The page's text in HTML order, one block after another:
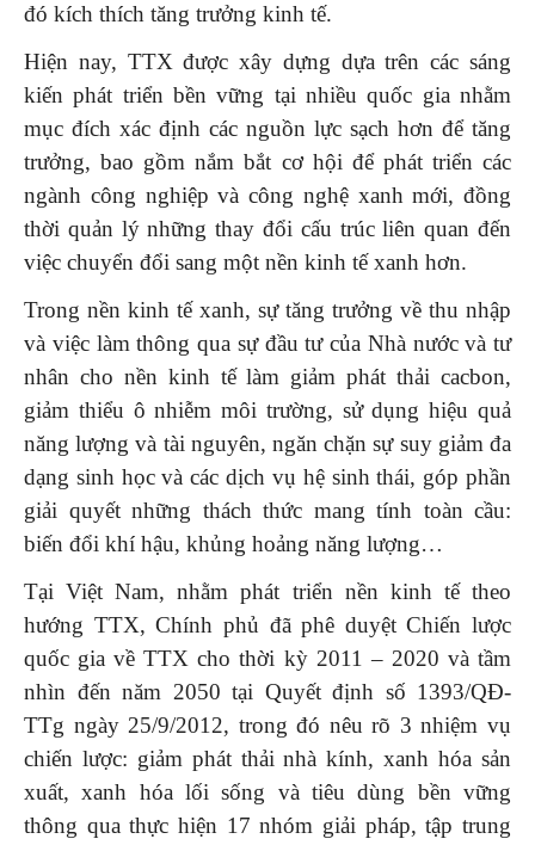
đó kích thích tăng trưởng kinh tế.
Hiện nay, TTX được xây dựng dựa trên các sáng
kiến phát triển bền vững tại nhiều quốc gia nhằm
mục đích xác định các nguồn lực sạch hơn để tăng
trưởng, bao gồm nắm bắt cơ hội để phát triển các
ngành công nghiệp và công nghệ xanh mới, đồng
thời quản lý những thay đổi cấu trúc liên quan đến
việc chuyển đổi sang một nền kinh tế xanh hơn.
Trong nền kinh tế xanh, sự tăng trưởng về thu nhập
và việc làm thông qua sự đầu tư của Nhà nước và tư
nhân cho nền kinh tế làm giảm phát thải cacbon,
giảm thiểu ô nhiễm môi trường, sử dụng hiệu quả
năng lượng và tài nguyên, ngăn chặn sự suy giảm đa
dạng sinh học và các dịch vụ hệ sinh thái, góp phần
giải quyết những thách thức mang tính toàn cầu:
biến đổi khí hậu, khủng hoảng năng lượng…
Tại Việt Nam, nhằm phát triển nền kinh tế theo
hướng TTX, Chính phủ đã phê duyệt Chiến lược
quốc gia về TTX cho thời kỳ 2011 – 2020 và tầm
nhìn đến năm 2050 tại Quyết định số 1393/QĐ-
TTg ngày 25/9/2012, trong đó nêu rõ 3 nhiệm vụ
chiến lược: giảm phát thải nhà kính, xanh hóa sản
xuất, xanh hóa lối sống và tiêu dùng bền vững
thông qua thực hiện 17 nhóm giải pháp, tập trung